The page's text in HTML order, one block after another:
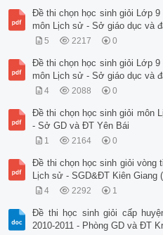
Đề thi chọn học sinh giỏi Lớp 9
môn Lịch sử - Sở giáo dục và
5 2217 0
Đề thi chọn học sinh giỏi Lớp 9
môn Lịch sử - Sở giáo dục và
4 2088 0
Đề thi chọn học sinh giỏi môn
- Sở GD và ĐT Yên Bái
1 2164 0
Đề thi chọn học sinh giỏi vòng
Lịch sử - SGD&ĐT Kiên Giang
4 2292 1
Đề thi học sinh giỏi cấp
2010-2011 - Phòng GD và ĐT